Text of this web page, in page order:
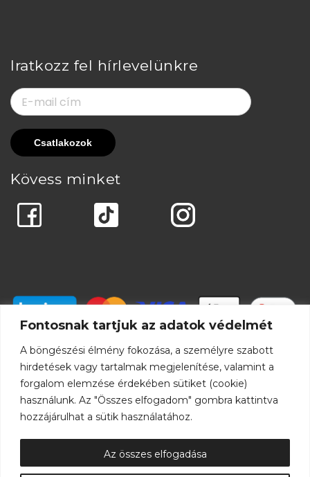
Fontosnak tartjuk az adatok védelmét
A böngészési élmény fokozása, a személyre szabott
hirdetések vagy tartalmak megjelenítése, valamint a
forgalom elemzése érdekében sütiket (cookie)
használunk. Az "Összes elfogadom" gombra kattintva
hozzájárulhat a sütik használatához.
Az összes elfogadása
Iratkozz fel hírlevelünkre
Kövess minket